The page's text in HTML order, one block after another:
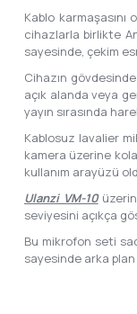
Kablo
cihazlarla birlikte
sayesinde, çekim
Cihazın
açık alanda veya
yayın sırasında
Kablosuz lavalier
kamera üzerine
kullanım arayüzü
Ulanzi VM-10
seviyesini açıkça
Bu mikrofon seti
sayesinde arka